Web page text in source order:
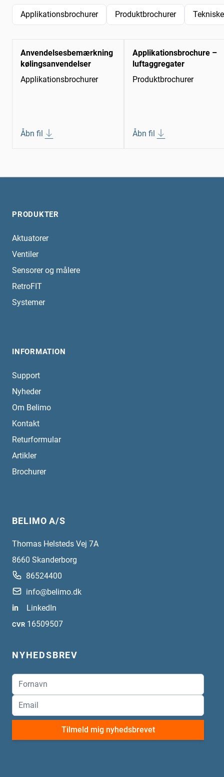
Applikationsbrochurer Produktbrochurer
Anvendelsesbemærkning
kølingsanvendelser
Applikationsbrochurer
Åbn fil
Applikationsbrochure –
luftaggregater
Produktbrochurer
Åbn fil
PRODUKTER
Aktuatorer
Ventiler
Sensorer og målere
RetroFIT
Systemer
INFORMATION
Support
Nyheder
Om Belimo
Kontakt
Returformular
Artikler
Brochurer
BELIMO A/S
Thomas Helsteds Vej 7A
8660 Skanderborg
86524400
info@belimo.dk
in
LinkedIn
CVR 16509507
NYHEDSBREV
Tilmeld mig nyhedsbrevet